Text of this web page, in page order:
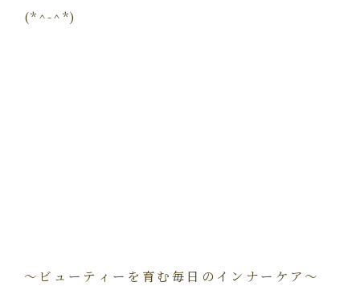
(*^-^*)
～ビューティーを育む毎日のインナーケア～